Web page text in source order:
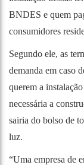
BNDES e quem
consumidores
Segundo ele, as
demanda em caso
querem a
necessária a
sairia do bolso de
luz.
“Uma empresa de